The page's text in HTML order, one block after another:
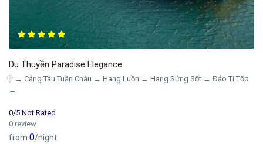
Du Thuyền Paradise Elegance
→ Cảng Tàu Tuần Châu → Hang Luồn → Hang Sửng Sốt → Đảo Ti Tốp
→
0/5 Not Rated
0 review
from 0/night